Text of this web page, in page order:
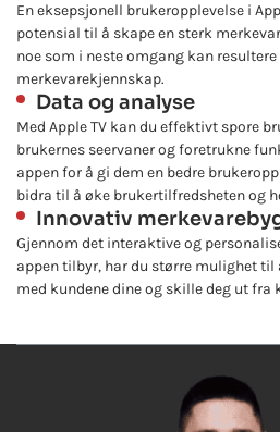
En eksepsjonell brukeropplevelse i
potensial til å skape en sterk
noe som i neste omgang kan
merkevarekjennskap.
Data og analyse
Med Apple TV kan du effektivt spore
brukernes seervaner og foretrukne
appen for å gi dem en bedre
bidra til å øke brukertilfredsheten og
Innovativ
Gjennom det interaktive og
appen tilbyr, har du større mulighet
med kundene dine og skille deg ut fra